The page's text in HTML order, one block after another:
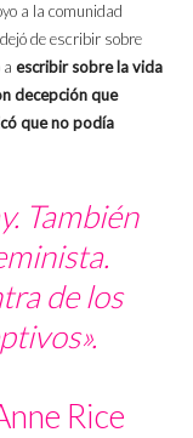
a la comunidad
de escribir sobre
escribir sobre la vida
decepción que
que no podía
También
de los
Rice